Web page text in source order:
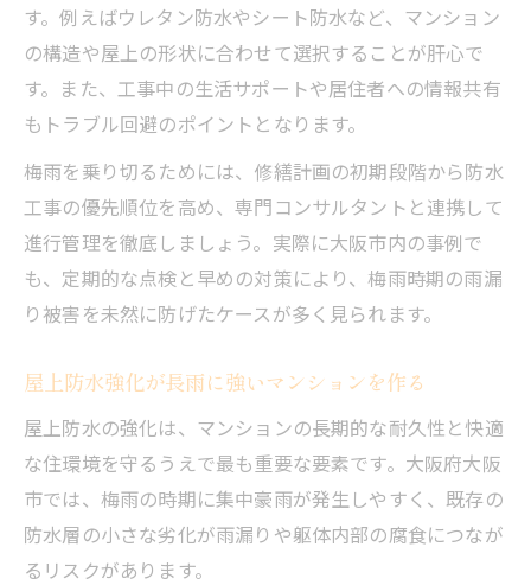
す。例えばウレタン防水やシート防水など、マンション
の構造や屋上の形状に合わせて選択することが肝心で
す。また、工事中の生活サポートや居住者への情報共有
もトラブル回避のポイントとなります。
梅雨を乗り切るためには、修繕計画の初期段階から防水
工事の優先順位を高め、専門コンサルタントと連携して
進行管理を徹底しましょう。実際に大阪市内の事例で
も、定期的な点検と早めの対策により、梅雨時期の雨漏
り被害を未然に防げたケースが多く見られます。
屋上防水強化が長雨に強いマンションを作る
屋上防水の強化は、マンションの長期的な耐久性と快適
な住環境を守るうえで最も重要な要素です。大阪府大阪
市では、梅雨の時期に集中豪雨が発生しやすく、既存の
防水層の小さな劣化が雨漏りや躯体内部の腐食につなが
るリスクがあります。